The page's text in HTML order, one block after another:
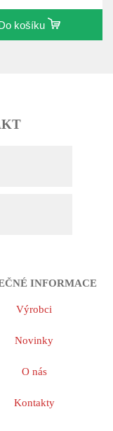
košíku
INFORMACE
Výrobci
Novinky
O nás
Kontakty